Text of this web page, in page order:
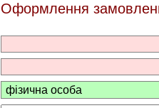
Оформлення